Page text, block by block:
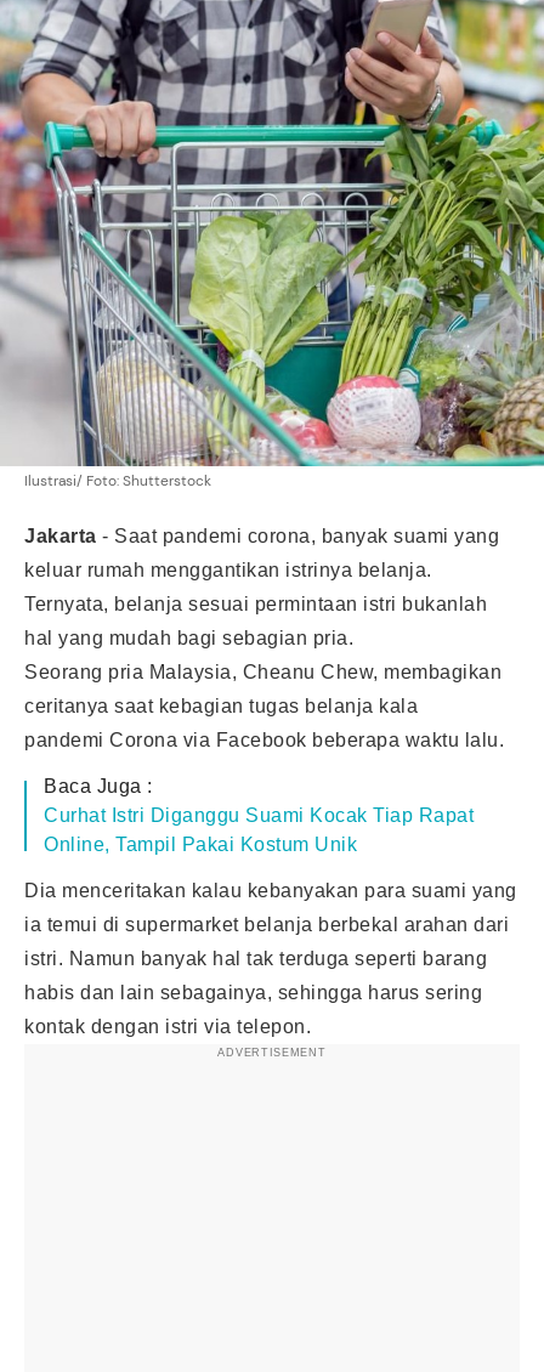
Ilustrasi/ Foto: Shutterstock
Jakarta - Saat pandemi corona, banyak suami yang
keluar rumah menggantikan istrinya belanja.
Ternyata, belanja sesuai permintaan istri bukanlah
hal yang mudah bagi sebagian pria.
Seorang pria Malaysia, Cheanu Chew, membagikan
ceritanya saat kebagian tugas belanja kala
pandemi Corona via Facebook beberapa waktu lalu.
Baca Juga :
Curhat Istri Diganggu Suami Kocak Tiap Rapat
Online, Tampil Pakai Kostum Unik
Dia menceritakan kalau kebanyakan para suami yang
ia temui di supermarket belanja berbekal arahan dari
istri. Namun banyak hal tak terduga seperti barang
habis dan lain sebagainya, sehingga harus sering
kontak dengan istri via telepon.
ADVERTISEMENT